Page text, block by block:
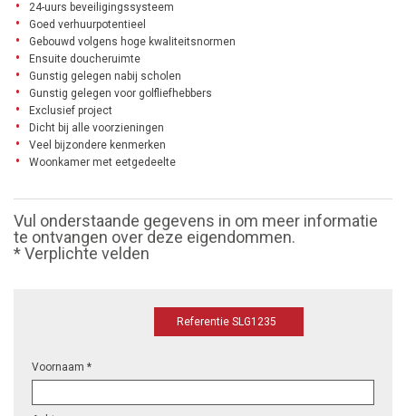
24-uurs beveiligingssysteem
Goed verhuurpotentieel
Gebouwd volgens hoge kwaliteitsnormen
Ensuite doucheruimte
Gunstig gelegen nabij scholen
Gunstig gelegen voor golfliefhebbers
Exclusief project
Dicht bij alle voorzieningen
Veel bijzondere kenmerken
Woonkamer met eetgedeelte
Vul onderstaande gegevens in om meer informatie
te ontvangen over deze eigendommen.
* Verplichte velden
Referentie SLG1235
Voornaam *